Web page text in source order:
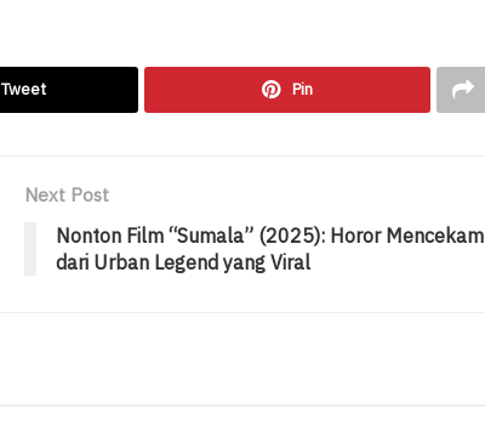
Tweet Pin
Next Post
Nonton Film “Sumala” (2025): Horor Mencekam
dari Urban Legend yang Viral